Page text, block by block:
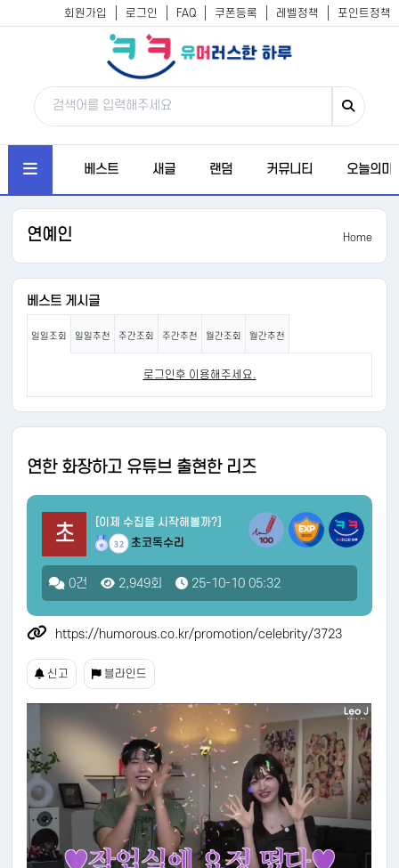
회원가입 로그인 FAQ 쿠폰등록 레벨정책 포인트정책
베스트 새글 랜덤 커뮤니티 오늘의미
연예인 Home
베스트 게시글
일일조회 일일추천 주간조회 주간추천 월간조회 월간추천
로그인후 이용해주세요.
연한 화장하고 유튜브 출현한 리즈
초 [이제 수집을 시작해볼까?]
32 초코독수리
0건 2,949회 25-10-10 05:32
https://humorous.co.kr/promotion/celebrity/3723
신고 블라인드